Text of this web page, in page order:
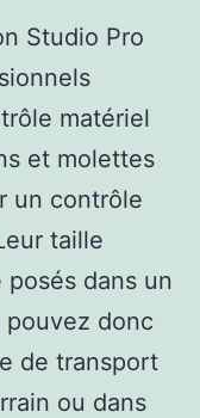
Studio Pro
matériel
et molettes
un contrôle
taille
posés dans un
pouvez donc
de transport
ou dans